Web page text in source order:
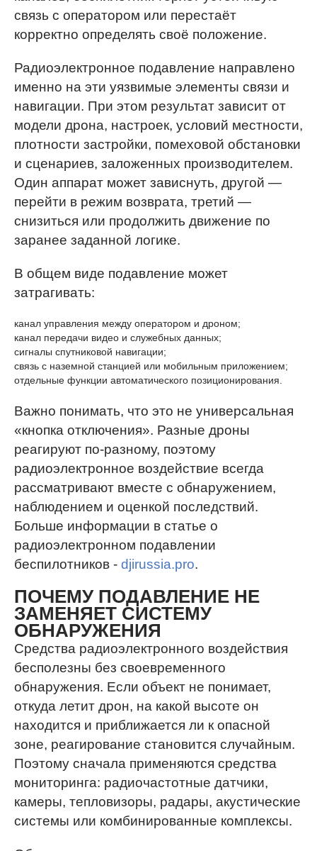
связь с оператором или перестаёт
корректно определять своё положение.
Радиоэлектронное подавление направлено
именно на эти уязвимые элементы связи и
навигации. При этом результат зависит от
модели дрона, настроек, условий местности,
плотности застройки, помеховой обстановки
и сценариев, заложенных производителем.
Один аппарат может зависнуть, другой —
перейти в режим возврата, третий —
снизиться или продолжить движение по
заранее заданной логике.
В общем виде подавление может
затрагивать:
канал управления между оператором и дроном;
канал передачи видео и служебных данных;
сигналы спутниковой навигации;
связь с наземной станцией или мобильным приложением;
отдельные функции автоматического позиционирования.
Важно понимать, что это не универсальная
«кнопка отключения». Разные дроны
реагируют по-разному, поэтому
радиоэлектронное воздействие всегда
рассматривают вместе с обнаружением,
наблюдением и оценкой последствий.
Больше информации в статье о
радиоэлектронном подавлении
беспилотников - djirussia.pro.
ПОЧЕМУ ПОДАВЛЕНИЕ НЕ
ЗАМЕНЯЕТ СИСТЕМУ
ОБНАРУЖЕНИЯ
Средства радиоэлектронного воздействия
бесполезны без своевременного
обнаружения. Если объект не понимает,
откуда летит дрон, на какой высоте он
находится и приближается ли к опасной
зоне, реагирование становится случайным.
Поэтому сначала применяются средства
мониторинга: радиочастотные датчики,
камеры, тепловизоры, радары, акустические
системы или комбинированные комплексы.